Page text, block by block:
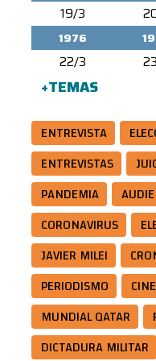
La Nación, 14/11/1975. La noticia
autodenominada "Revolución
19/3
1976
22/3
+TEMAS
ENTREVISTA
ENTREVISTAS
PANDEMIA
CORONAVIRUS
JAVIER MILEI
PERIODISMO
CINE
MUNDIAL QATAR
DICTADURA MILITAR